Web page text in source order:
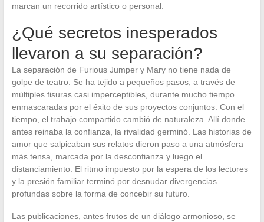
marcan un recorrido artístico o personal.
¿Qué secretos inesperados
llevaron a su separación?
La separación de Furious Jumper y Mary no tiene nada de
golpe de teatro. Se ha tejido a pequeños pasos, a través de
múltiples fisuras casi imperceptibles, durante mucho tiempo
enmascaradas por el éxito de sus proyectos conjuntos. Con el
tiempo, el trabajo compartido cambió de naturaleza. Allí donde
antes reinaba la confianza, la rivalidad germinó. Las historias de
amor que salpicaban sus relatos dieron paso a una atmósfera
más tensa, marcada por la desconfianza y luego el
distanciamiento. El ritmo impuesto por la espera de los lectores
y la presión familiar terminó por desnudar divergencias
profundas sobre la forma de concebir su futuro.
Las publicaciones, antes frutos de un diálogo armonioso, se